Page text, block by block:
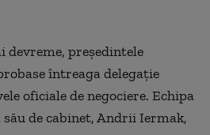
devreme, președintele
întreaga delegație
oficiale de negociere. Echipa
său de cabinet, Andrii Iermak,